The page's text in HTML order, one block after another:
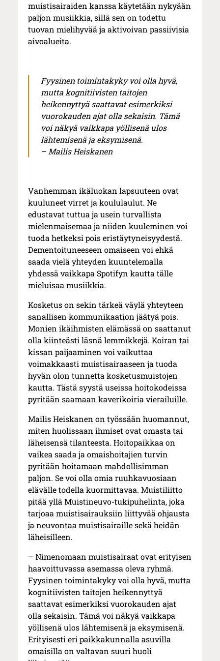
muistisairaiden kanssa käytetään nykyään
paljon musiikkia, sillä sen on todettu
tuovan mielihyvää ja aktivoivan passiivisia
aivoalueita.
Fyysinen toimintakyky voi olla hyvä,
mutta kognitiivisten taitojen
heikennyttyä saattavat esimerkiksi
vuorokauden ajat olla sekaisin. Tämä
voi näkyä vaikkapa yöllisenä ulos
lähtemisenä ja eksymisenä.
– Mailis Heiskanen
Vanhemman ikäluokan lapsuuteen ovat
kuuluneet virret ja koululaulut. Ne
edustavat tuttua ja usein turvallista
mielenmaisemaa ja niiden kuuleminen voi
tuoda hetkeksi pois eristäytyneisyydestä.
Dementoituneeseen omaiseen voi ehkä
saada vielä yhteyden kuuntelemalla
yhdessä vaikkapa Spotifyn kautta tälle
mieluisaa musiikkia.
Kosketus on sekin tärkeä väylä yhteyteen
sanallisen kommunikaation jäätyä pois.
Monien ikäihmisten elämässä on saattanut
olla kiinteästi läsnä lemmikkejä. Koiran tai
kissan paijaaminen voi vaikuttaa
voimakkaasti muistisairaaseen ja tuoda
hyvän olon tunnetta kosketusmuistojen
kautta. Tästä syystä useissa hoitokodeissa
pyritään saamaan kaverikoiria vierailuille.
Mailis Heiskanen on työssään huomannut,
miten huolissaan ihmiset ovat omasta tai
läheisensä tilanteesta. Hoitopaikkaa on
vaikea saada ja omaishoitajien turvin
pyritään hoitamaan mahdollisimman
paljon. Se voi olla omia ruuhkavuosiaan
elävälle todella kuormittavaa. Muistiliitto
pitää yllä Muistineuvo-tukipuhelinta, joka
tarjoaa muistisairauksiin liittyvää ohjausta
ja neuvontaa muistisairaille sekä heidän
läheisilleen.
– Nimenomaan muistisairaat ovat erityisen
haavoittuvassa asemassa oleva ryhmä.
Fyysinen toimintakyky voi olla hyvä, mutta
kognitiivisten taitojen heikennyttyä
saattavat esimerkiksi vuorokauden ajat
olla sekaisin. Tämä voi näkyä vaikkapa
yöllisenä ulos lähtemisenä ja eksymisenä.
Erityisesti eri paikkakunnalla asuvilla
omaisilla on valtavan suuri huoli